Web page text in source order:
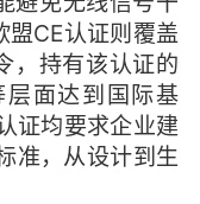
CE认证则覆盖
，持有该认证的
面达到国际基
证均要求企业建
准，从设计到生